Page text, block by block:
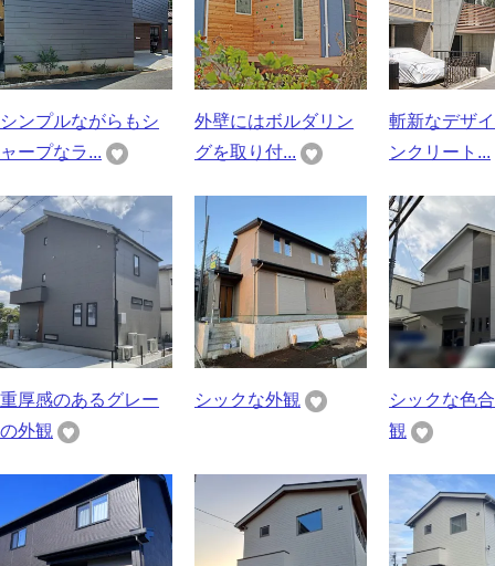
シンプルながらもシ
ャープなラ...
外壁にはボルダリン
グを取り付...
斬新なデザ
ンクリート...
重厚感のあるグレー
の外観
シックな外観
シックな色
観